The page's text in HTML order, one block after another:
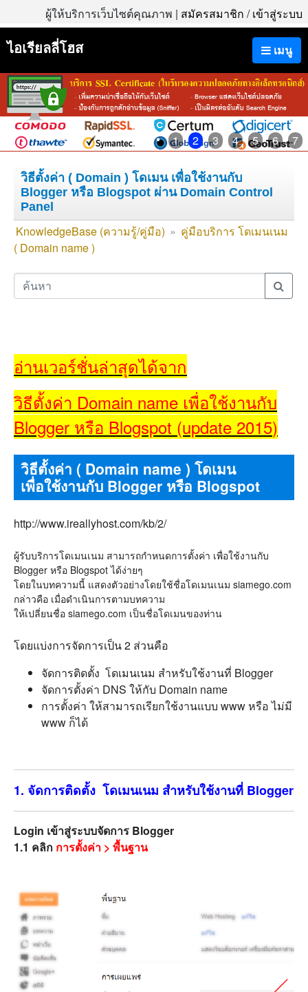
ผู้ให้บริการเว็บไซต์คุณภาพ | สมัครสมาชิก /เข้าสู่ระบบ
เมนู
ไอเรียลลี่โฮส
1 2 3 4 5 6 7
วิธีตั้งค่า ( Domain ) โดเมน เพื่อใช้งานกับ
Blogger หรือ Blogspot ผ่าน Domain Control
Panel
KnowledgeBase (ความรู้/คู่มือ) » คู่มือบริการ โดเมนเนม
( Domain name )
อ่านเวอร์ชั่นล่าสุดได้จาก
วิธีตั้งค่า Domain name เพื่อใช้งานกับ
Blogger หรือ Blogspot (update 2015)
วิธีตั้งค่า ( Domain name ) โดเมน
เพื่อใช้งานกับ Blogger หรือ Blogspot
http://www.ireallyhost.com/kb/2/
ผู้รับบริการโดเมนเนม สามารถกำหนดการตั้งค่า เพื่อใช้งานกับ
Blogger หรือ Blogspot ได้ง่ายๆ
โดยในบทความนี้ แสดงตัวอย่างโดยใช้ชื่อโดเมนเนม siamego.com
กล่าวคือ เมื่อดำเนินการตามบทความ
ให้เปลี่ยนชื่อ siamego.com เป็นชื่อโดเมนของท่าน
โดยแบ่งการจัดการเป็น 2 ส่วนคือ
จัดการติดตั้ง โดเมนเนม สำหรับใช้งานที่ Blogger
จัดการตั้งค่า DNS ให้กับ Domain name
การตั้งค่า ให้สามารถเรียกใช้งานแบบ www หรือ ไม่มี
www ก็ได้
1. จัดการติดตั้ง โดเมนเนม สำหรับใช้งานที่ Blogger
Login เข้าสู่ระบบจัดการ Blogger
1.1 คลิก การตั้งค่า > พื้นฐาน